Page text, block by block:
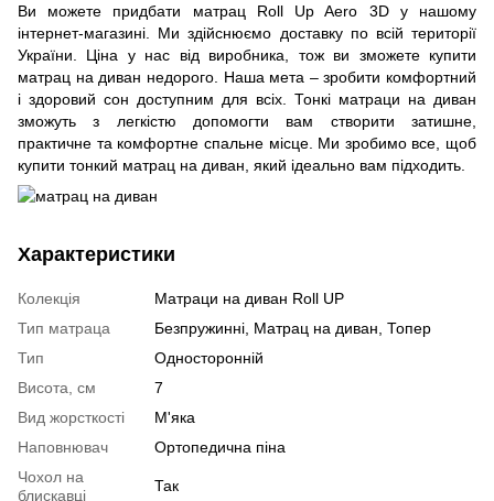
Ви можете придбати матрац Roll Up Aero 3D у нашому
інтернет-магазині. Ми здійснюємо доставку по всій території
України. Ціна у нас від виробника, тож ви зможете купити
матрац на диван недорого. Наша мета – зробити комфортний
і здоровий сон доступним для всіх. Тонкі матраци на диван
зможуть з легкістю допомогти вам створити затишне,
практичне та комфортне спальне місце. Ми зробимо все, щоб
купити тонкий матрац на диван, який ідеально вам підходить.
Характеристики
Колекція
Матраци на диван Roll UP
Тип матраца
Безпружинні, Матрац на диван, Топер
Тип
Односторонній
Висота, см
7
Вид жорсткості
М'яка
Наповнювач
Ортопедична піна
Чохол на
блискавці
Так